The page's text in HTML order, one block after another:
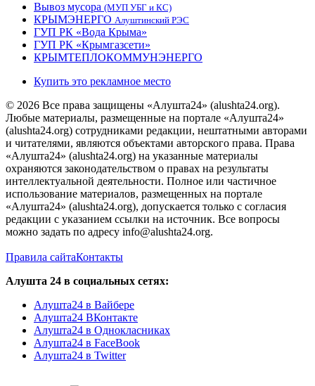
Вывоз мусора (МУП УБГ и КС)
КРЫМЭНЕРГО Алуштинский РЭС
ГУП РК «Вода Крыма»
ГУП РК «Крымгазсети»
КРЫМТЕПЛОКОММУНЭНЕРГО
Купить это рекламное место
© 2026 Все права защищены «Алушта24» (alushta24.org).
Любые материалы, размещенные на портале «Алушта24»
(alushta24.org) сотрудниками редакции, нештатными авторами
и читателями, являются объектами авторского права. Права
«Алушта24» (alushta24.org) на указанные материалы
охраняются законодательством о правах на результаты
интеллектуальной деятельности. Полное или частичное
использование материалов, размещенных на портале
«Алушта24» (alushta24.org), допускается только с согласия
редакции с указанием ссылки на источник. Все вопросы
можно задать по адресу info@alushta24.org.
Правила сайтаКонтакты
Алушта 24 в социальных сетях:
Алушта24 в Вайбере
Алушта24 ВКонтакте
Алушта24 в Однокласниках
Алушта24 в FaceBook
Алушта24 в Twitter